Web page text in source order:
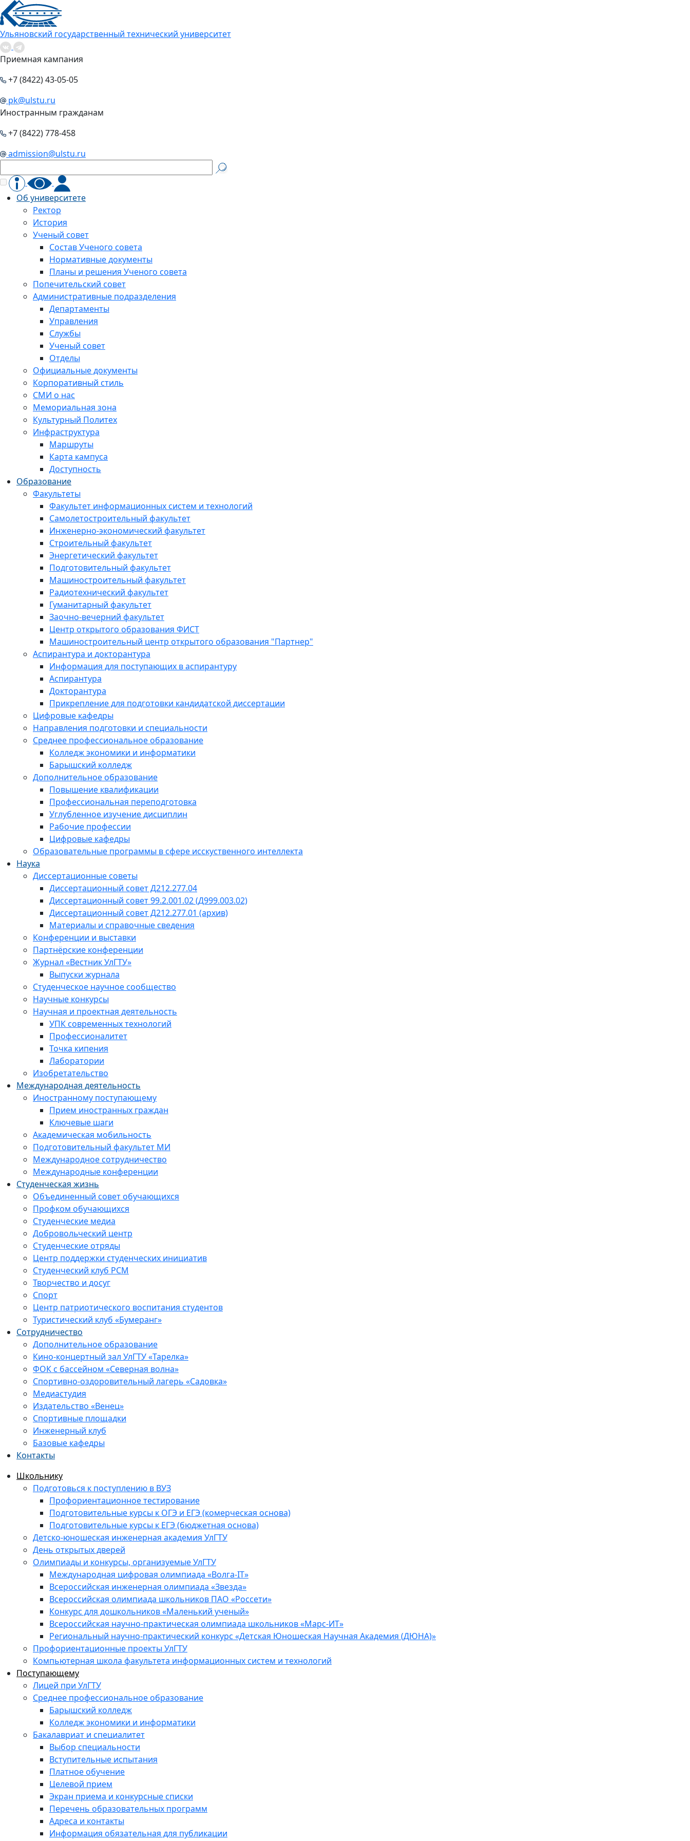
Ульяновский государственный технический университет
Приемная кампания
+7 (8422) 43-05-05
pk@ulstu.ru
Иностранным гражданам
+7 (8422) 778-458
admission@ulstu.ru
Об университете
Ректор
История
Ученый совет
Состав Ученого совета
Нормативные документы
Планы и решения Ученого совета
Попечительский совет
Административные подразделения
Департаменты
Управления
Службы
Ученый совет
Отделы
Официальные документы
Корпоративный стиль
СМИ о нас
Мемориальная зона
Культурный Политех
Инфраструктура
Маршруты
Карта кампуса
Доступность
Образование
Факультеты
Факультет информационных систем и технологий
Самолетостроительный факультет
Инженерно-экономический факультет
Строительный факультет
Энергетический факультет
Подготовительный факультет
Машиностроительный факультет
Радиотехнический факультет
Гуманитарный факультет
Заочно-вечерний факультет
Центр открытого образования ФИСТ
Машиностроительный центр открытого образования "Партнер"
Аспирантура и докторантура
Информация для поступающих в аспирантуру
Аспирантура
Докторантура
Прикрепление для подготовки кандидатской диссертации
Цифровые кафедры
Направления подготовки и специальности
Среднее профессиональное образование
Колледж экономики и информатики
Барышский колледж
Дополнительное образование
Повышение квалификации
Профессиональная переподготовка
Углубленное изучение дисциплин
Рабочие профессии
Цифровые кафедры
Образовательные программы в сфере исскуственного интеллекта
Наука
Диссертационные советы
Диссертационный совет Д212.277.04
Диссертационный совет 99.2.001.02 (Д999.003.02)
Диссертационный совет Д212.277.01 (архив)
Материалы и справочные сведения
Конференции и выставки
Партнёрские конференции
Журнал «Вестник УлГТУ»
Выпуски журнала
Студенческое научное сообщество
Научные конкурсы
Научная и проектная деятельность
УПК современных технологий
Профессионалитет
Точка кипения
Лаборатории
Изобретательство
Международная деятельность
Иностранному поступающему
Прием иностранных граждан
Ключевые шаги
Академическая мобильность
Подготовительный факультет МИ
Международное сотрудничество
Международные конференции
Студенческая жизнь
Объединенный совет обучающихся
Профком обучающихся
Студенческие медиа
Добровольческий центр
Студенческие отряды
Центр поддержки студенческих инициатив
Студенческий клуб РСМ
Творчество и досуг
Спорт
Центр патриотического воспитания студентов
Туристический клуб «Бумеранг»
Сотрудничество
Дополнительное образование
Кино-концертный зал УлГТУ «Тарелка»
ФОК с бассейном «Северная волна»
Спортивно-оздоровительный лагерь «Садовка»
Медиастудия
Издательство «Венец»
Спортивные площадки
Инженерный клуб
Базовые кафедры
Контакты
Школьнику
Подготовься к поступлению в ВУЗ
Профориентационное тестирование
Подготовительные курсы к ОГЭ и ЕГЭ (комерческая основа)
Подготовительные курсы к ЕГЭ (бюджетная основа)
Детско-юношеская инженерная академия УлГТУ
День открытых дверей
Олимпиады и конкурсы, организуемые УлГТУ
Международная цифровая олимпиада «Волга-IT»
Всероссийская инженерная олимпиада «Звезда»
Всероссийская олимпиада школьников ПАО «Россети»
Конкурс для дошкольников «Маленький ученый»
Всероссийская научно-практическая олимпиада школьников «Марс-ИТ»
Региональный научно-практический конкурс «Детская Юношеская Научная Академия (ДЮНА)»
Профориентационные проекты УлГТУ
Компьютерная школа факультета информационных систем и технологий
Поступающему
Лицей при УлГТУ
Среднее профессиональное образование
Барышский колледж
Колледж экономики и информатики
Бакалавриат и специалитет
Выбор специальности
Вступительные испытания
Платное обучение
Целевой прием
Экран приема и конкурсные списки
Перечень образовательных программ
Адреса и контакты
Информация обязательная для публикации